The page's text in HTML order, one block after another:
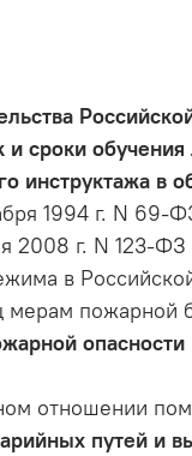
сроки
инструктажа в
1994 г. N 69-
г. N 123-ФЗ
в
пожарной
отношении
путей и